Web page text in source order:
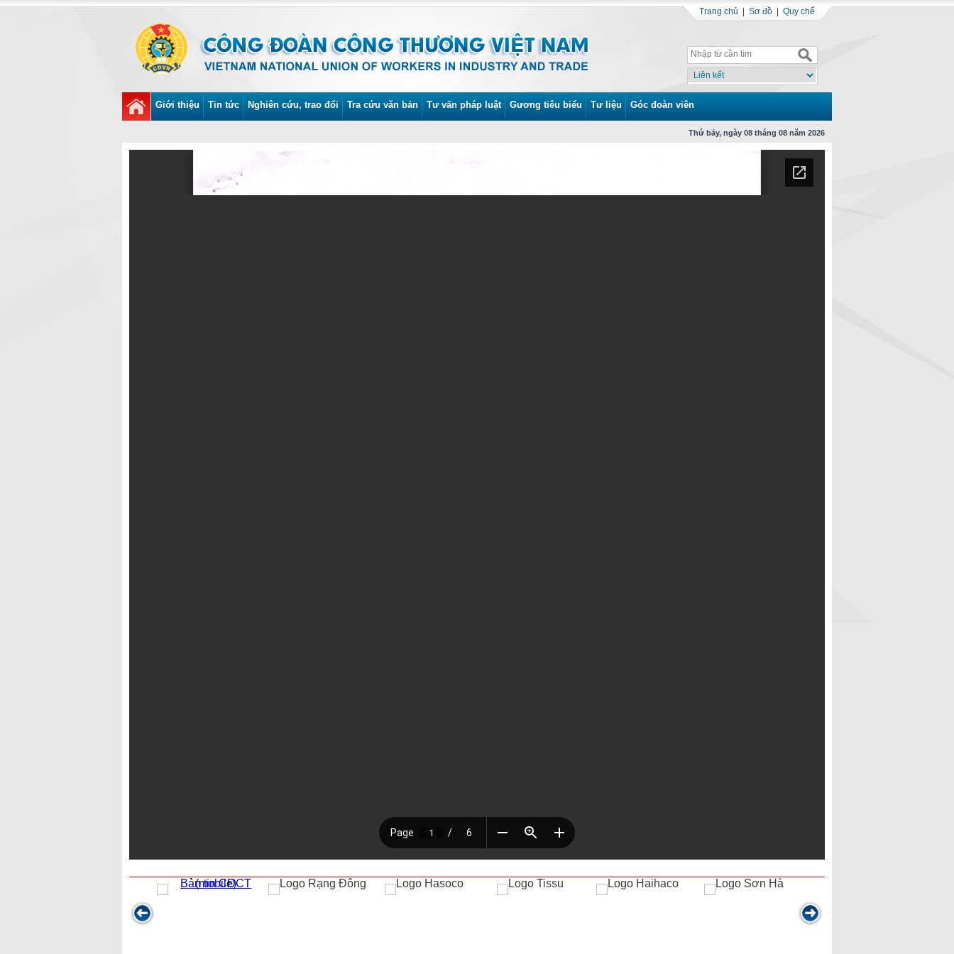
Trang chủ Sơ đồ Quy chế
Giới thiệu Tin tức Nghiên cứu, trao đổi Tra cứu văn bản Tư vấn pháp luật Gương tiêu biểu Tư liệu Góc đoàn viên
Thứ bảy, ngày 08 tháng 08 năm 2026